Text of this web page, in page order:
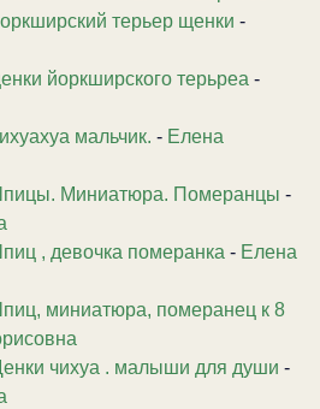
терьер щенки -
йоркширского терьреа -
мальчик. - Елена
Миниатюра. Померанцы -
, девочка померанка - Елена
миниатюра, померанец к 8
чихуа . малыши для души -